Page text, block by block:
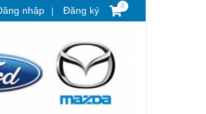
nhập Đăng ký 0